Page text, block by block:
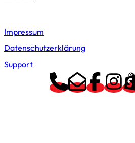
Impressum
Datenschutzerklärung
Support